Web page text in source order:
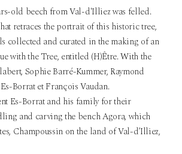
old beech from Val-d'Illiez was felled.
retraces the portrait of this historic tree,
collected and curated in the making of an
with the Tree, entitled (H)Être. With the
Sophie Barré-Kummer, Raymond
Borrat et François Vaudan.
Es-Borrat and his family for their
and carving the bench Agora, which
Champoussin on the land of Val-d’Illiez,